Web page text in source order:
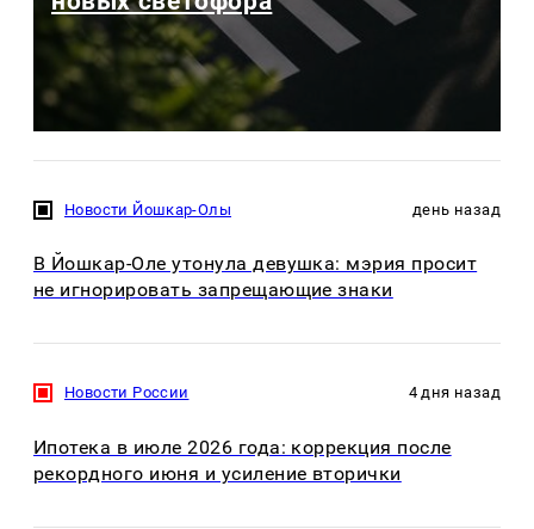
Новости Йошкар-Олы день назад
В Йошкар-Оле утонула девушка: мэрия просит
не игнорировать запрещающие знаки
Новости России 4 дня назад
Ипотека в июле 2026 года: коррекция после
рекордного июня и усиление вторички